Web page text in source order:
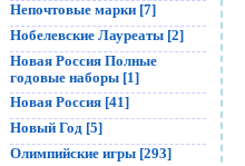
Непочтовые марки [7]
Нобелевские Лауреаты [2]
Новая Россия Полные
годовые наборы [1]
Новая Россия [41]
Новый Год [5]
Олимпийские игры [293]